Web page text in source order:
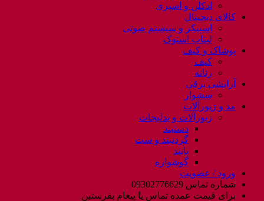
ادکلن و اسپری
کالای دیجیتال
اسپیکر و سیستم صوتی
لپتاب استوک
پوشاک و کیف
کیف
زنانه
آرایشی برقی
سشوار
مد و زیورآلات
زیورآلات و بدلیجات
دستبند
گردنبند و ست
پابند
گوشواره
ورود / عضویت
شماره تماس 09302776629
برای قیمت عمده تماس یا پیغام بفرستین